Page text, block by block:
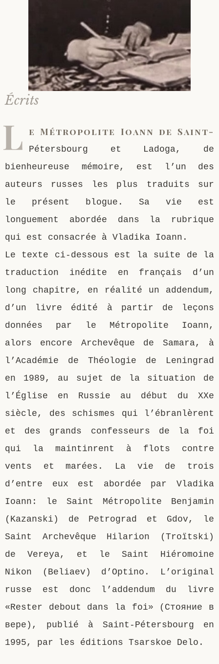
Écrits
L e Métropolite Ioann de Saint-
Pétersbourg et Ladoga, de
bienheureuse mémoire, est l’un des
auteurs russes les plus traduits sur
le présent blogue. Sa vie est
longuement abordée dans la rubrique
qui est consacrée à Vladika Ioann.
Le texte ci-dessous est la suite de la
traduction inédite en français d’un
long chapitre, en réalité un addendum,
d’un livre édité à partir de leçons
données par le Métropolite Ioann,
alors encore Archevêque de Samara, à
l’Académie de Théologie de Leningrad
en 1989, au sujet de la situation de
l’Église en Russie au début du XXe
siècle, des schismes qui l’ébranlèrent
et des grands confesseurs de la foi
qui la maintinrent à flots contre
vents et marées. La vie de trois
d’entre eux est abordée par Vladika
Ioann: le Saint Métropolite Benjamin
(Kazanski) de Petrograd et Gdov, le
Saint Archevêque Hilarion (Troïtski)
de Vereya, et le Saint Hiéromoine
Nikon (Beliaev) d’Optino. L’original
russe est donc l’addendum du livre
«Rester debout dans la foi» (Стояние в
вере), publié à Saint-Pétersbourg en
1995, par les éditions Tsarskoe Delo.